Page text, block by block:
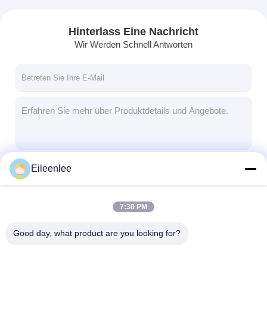
Über uns
Qualitätskontrolle
Kontakt
Edelstahlmaschengurt
Spiraldrahtgeflecht
Hinterlass Eine Nachricht
Wir Werden Schnell Antworten
Eileenlee
7:30 PM
Good day, what product are you looking for?